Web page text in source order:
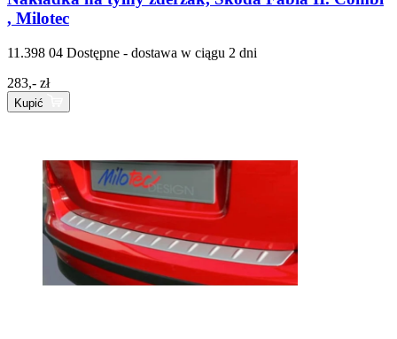
, Milotec
11.398 04 Dostępne - dostawa w ciągu 2 dni
283,- zł
Kupić